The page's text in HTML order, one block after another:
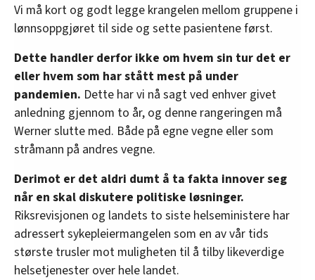
Vi må kort og godt legge krangelen mellom gruppene i
lønnsoppgjøret til side og sette pasientene først.
Dette handler derfor ikke om hvem sin tur det er
eller hvem som har stått mest på under
pandemien. Dette har vi nå sagt ved enhver givet
anledning gjennom to år, og denne rangeringen må
Werner slutte med. Både på egne vegne eller som
stråmann på andres vegne.
Derimot er det aldri dumt å ta fakta innover seg
når en skal diskutere politiske løsninger.
Riksrevisjonen og landets to siste helseministere har
adressert sykepleiermangelen som en av vår tids
største trusler mot muligheten til å tilby likeverdige
helsetjenester over hele landet.